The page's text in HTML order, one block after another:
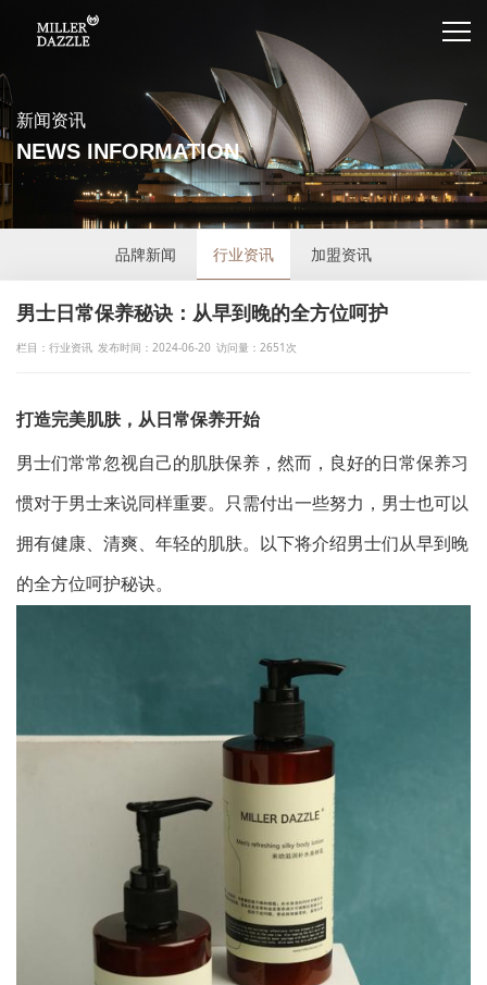
新闻资讯
NEWS INFORMATION
品牌新闻 行业资讯 加盟资讯
男士日常保养秘诀：从早到晚的全方位呵护
栏目：行业资讯 发布时间：2024-06-20 访问量：2651次
打造完美肌肤，从日常保养开始
男士们常常忽视自己的肌肤保养，然而，良好的日常保养习
惯对于男士来说同样重要。只需付出一些努力，男士也可以
拥有健康、清爽、年轻的肌肤。以下将介绍男士们从早到晚
的全方位呵护秘诀。